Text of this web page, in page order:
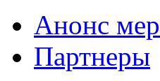
Анонс
Партнеры